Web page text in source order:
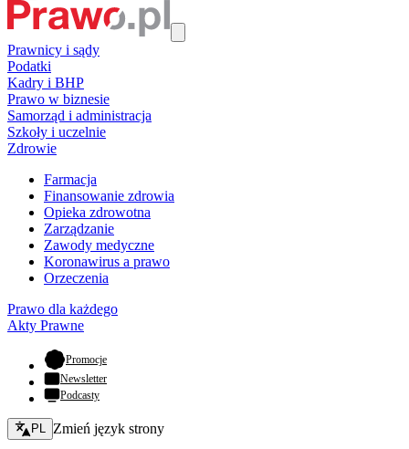
Prawnicy i sądy
Podatki
Kadry i BHP
Prawo w biznesie
Samorząd i administracja
Szkoły i uczelnie
Zdrowie
Farmacja
Finansowanie zdrowia
Opieka zdrowotna
Zarządzanie
Zawody medyczne
Koronawirus a prawo
Orzeczenia
Prawo dla każdego
Akty Prawne
Promocje- otwiera się w nowej karcie
Newsletter
Podcasty
Zmień język - bieżący:
PL Zmień język strony